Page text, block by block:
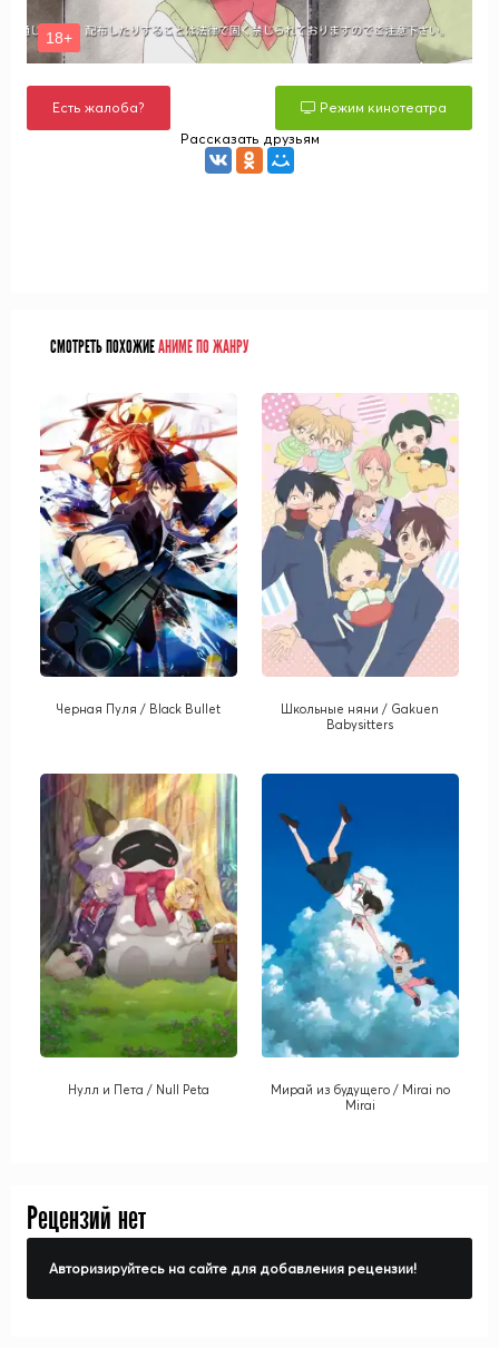
Есть жалоба?
Режим кинотеатра
Рассказать друзьям
СМОТРЕТЬ ПОХОЖИЕАНИМЕ ПО ЖАНРУ
Черная Пуля / Black Bullet
Школьные няни / Gakuen
Babysitters
Нулл и Пета / Null Peta
Мирай из будущего / Mirai no
Mirai
Рецензий нет
Авторизируйтесь на сайте для добавления рецензии!